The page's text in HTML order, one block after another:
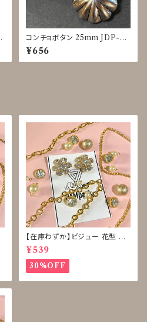
コンチョボタン 25mm JDP-00
16
¥656
【在庫わずか】ビジュー 花型 雪
型 ボタン 再販なし
¥539
30%OFF